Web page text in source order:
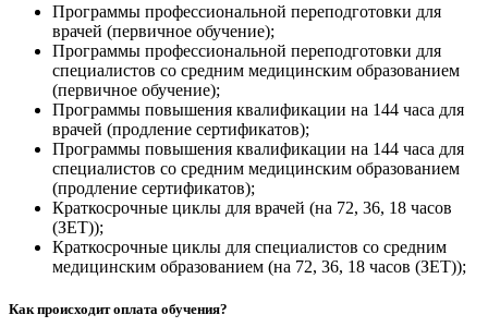
Программы профессиональной переподготовки для
врачей (первичное обучение);
Программы профессиональной переподготовки для
специалистов со средним медицинским образованием
(первичное обучение);
Программы повышения квалификации на 144 часа для
врачей (продление сертификатов);
Программы повышения квалификации на 144 часа для
специалистов со средним медицинским образованием
(продление сертификатов);
Краткосрочные циклы для врачей (на 72, 36, 18 часов
(ЗЕТ));
Краткосрочные циклы для специалистов со средним
медицинским образованием (на 72, 36, 18 часов (ЗЕТ));
Как происходит оплата обучения?